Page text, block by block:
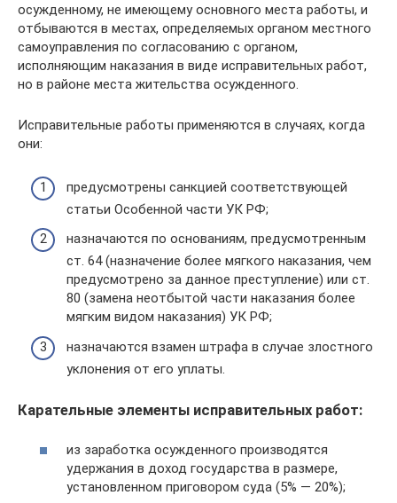
осужден­ному, не имеющему основного места работы, и
отбываются в мес­тах, определяемых органом местного
самоуправления по согласо­ванию с органом,
исполняющим наказания в виде исправитель­ных работ,
но в районе места жительства осужденного.
Исправительные работы применяются в случаях, когда
они:
предусмотрены санкцией соответствующей
статьи Особенной части УК РФ;
назначаются по основаниям, предусмотренным
ст. 64 (назначение более мягкого наказания, чем
предусмотрено за данное преступление) или ст.
80 (замена неотбытой части наказания более
мягким видом наказания) УК РФ;
назначаются взамен штрафа в случае злостного
уклонения от его уплаты.
Карательные элементы исправительных работ:
из заработка осужденного производятся
удержа­ния в доход государства в размере,
установленном приговором суда (5% — 20%);